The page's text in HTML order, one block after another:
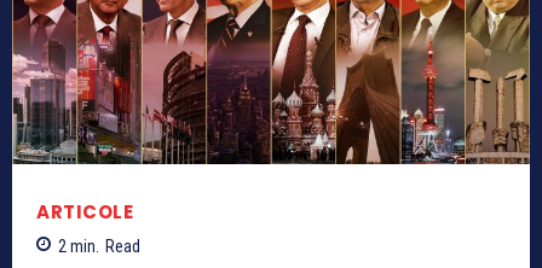
ARTICOLE
2 min. Read